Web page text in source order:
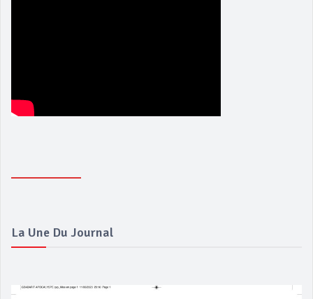
La Une Du Journal